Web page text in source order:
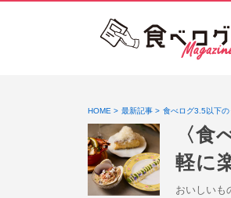
HOME 最新記事 食べログ3.5以下の
〈
軽に
おいしいも